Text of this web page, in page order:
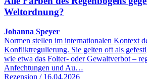
Weltordnung?
Johanna Speyer
Normen stellen im internationalen Kontext
Konfliktregulierung. Sie gelten oft als
wie etwa das Folter- oder Gewaltverbot –
Anfechtungen und Au…
Rezension / 16.04.2026